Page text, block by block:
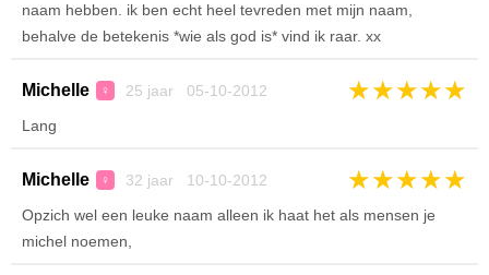
naam hebben. ik ben echt heel tevreden met mijn naam,
behalve de betekenis *wie als god is* vind ik raar. xx
Michelle ♀ 25 jaar 05-10-2012 ★★★★★
Lang
Michelle ♀ 32 jaar 10-10-2012 ★★★★★
Opzich wel een leuke naam alleen ik haat het als mensen je
michel noemen,